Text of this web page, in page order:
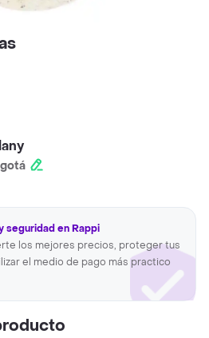
seguridad en Rappi
los mejores precios, proteger tus
el medio de pago más practico